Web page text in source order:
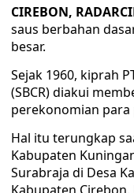
CIREBON,
saus berbahan
besar.
Sejak 1960, kiprah
(SBCR) diakui
perekonomian para
Hal itu terungkap
Kabupaten
Surabraja di Desa